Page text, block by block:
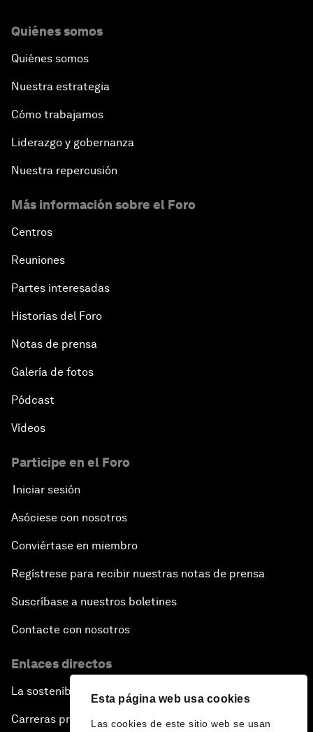
Esta página web usa cookies
Las cookies de este sitio web se usan
Quiénes somos
Quiénes somos
Nuestra estrategia
Cómo trabajamos
Liderazgo y gobernanza
Nuestra repercusión
Más información sobre el Foro
Centros
Reuniones
Partes interesadas
Historias del Foro
Notas de prensa
Galería de fotos
Pódcast
Vídeos
Participe en el Foro
Iniciar sesión
Asóciese con nosotros
Conviértase en miembro
Regístrese para recibir nuestras notas de prensa
Suscríbase a nuestros boletines
Contacte con nosotros
Enlaces directos
La sostenibilidad en el Foro
Carreras profesionales